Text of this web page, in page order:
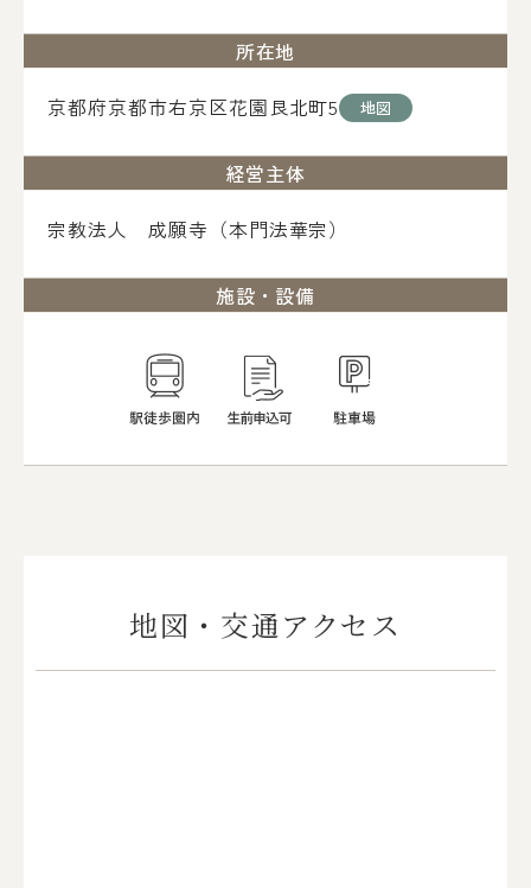
所在地
京都府京都市右京区花園艮北町5
地図
経営主体
宗教法人 成願寺（本門法華宗）
施設・設備
地図・交通アクセス